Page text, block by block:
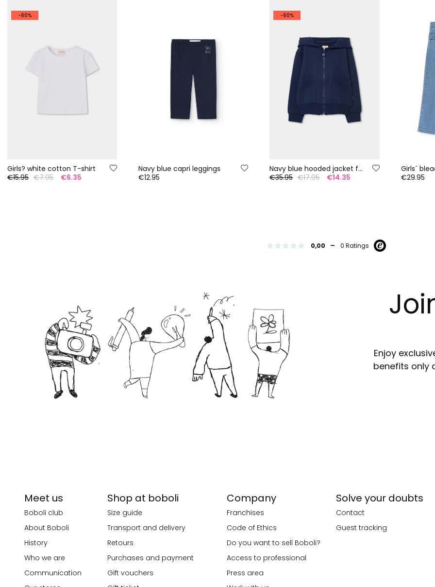
-60%
Girls? white cotton T-shirt
€15.95 €7.95 €6.35
Navy blue capri leggings
€12.95
-60%
Navy blue hooded jacket for girl
€35.95 €17.95 €14.35 €29.95
0,00 - 0 Ratings
Enjoy
benefits only
Meet us
Boboli club
About Boboli
History
Who we are
Communication
Shop at boboli
Size guide
Transport and delivery
Retours
Purchases and payment
Gift vouchers
Company
Franchises
Code of Ethics
Do you want to sell Boboli?
Access to professional
Press area
Solve your doubts
Contact
Guest tracking